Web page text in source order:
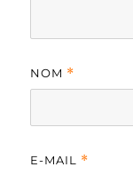
NOM *
E-MAIL *